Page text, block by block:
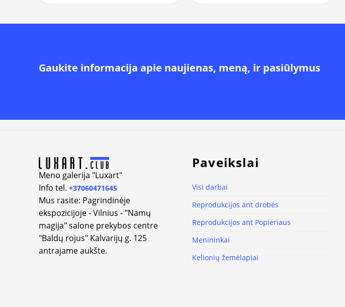
Gaukite informacija apie naujienas, meną, ir pasiūlymus
Meno galerija "Luxart"
Info tel. +37060471645
Mus rasite: Pagrindinėje
ekspozicijoje - Vilnius - "Namų
magija" salone prekybos centre
"Baldų rojus" Kalvarijų g. 125
antrajame aukšte.
Paveikslai
Visi darbai
Reprodukcijos ant drobės
Reprodukcijos ant Popieriaus
Menininkai
Kelionių žemėlapiai